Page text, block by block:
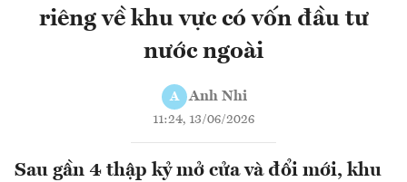
riêng về khu vực có vốn đầu tư
nước ngoài
A Anh Nhi
11:24, 13/06/2026
Sau gần 4 thập kỷ mở cửa và đổi mới, khu